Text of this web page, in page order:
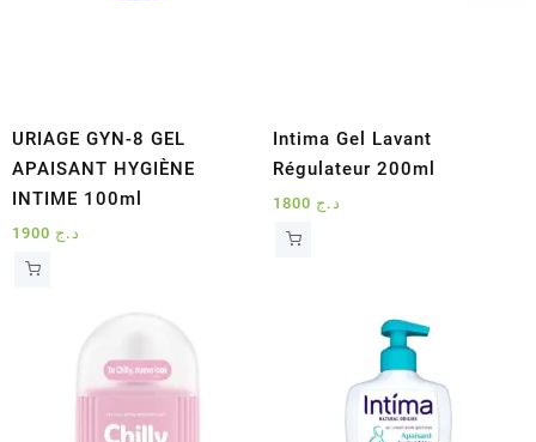
URIAGE GYN-8 GEL
APAISANT HYGIÈNE
INTIME 100ml
د.ج
Intima Gel Lavant
Régulateur 200ml
د.ج